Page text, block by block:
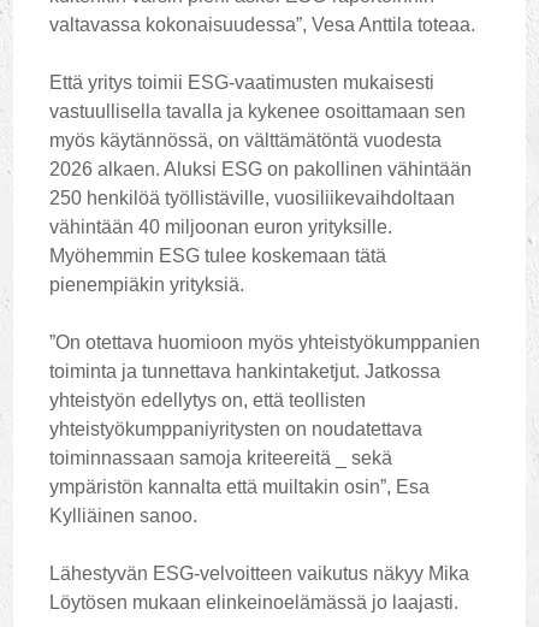
valtavassa kokonaisuudessa”, Vesa Anttila toteaa.
Että yritys toimii ESG-vaatimusten mukaisesti
vastuullisella tavalla ja kykenee osoittamaan sen
myös käytännössä, on välttämätöntä vuodesta
2026 alkaen. Aluksi ESG on pakollinen vähintään
250 henkilöä työllistäville, vuosiliikevaihdoltaan
vähintään 40 miljoonan euron yrityksille.
Myöhemmin ESG tulee koskemaan tätä
pienempiäkin yrityksiä.
”On otettava huomioon myös yhteistyökumppanien
toiminta ja tunnettava hankintaketjut. Jatkossa
yhteistyön edellytys on, että teollisten
yhteistyökumppaniyritysten on noudatettava
toiminnassaan samoja kriteereitä _ sekä
ympäristön kannalta että muiltakin osin”, Esa
Kylliäinen sanoo.
Lähestyvän ESG-velvoitteen vaikutus näkyy Mika
Löytösen mukaan elinkeinoelämässä jo laajasti.